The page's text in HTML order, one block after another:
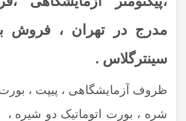
مدرج در تهران ، فروش
سینترگلاس .
ظروف آزمایشگاهی ، پیپت ، بورت
شره ، بورت اتوماتیک دو شیره